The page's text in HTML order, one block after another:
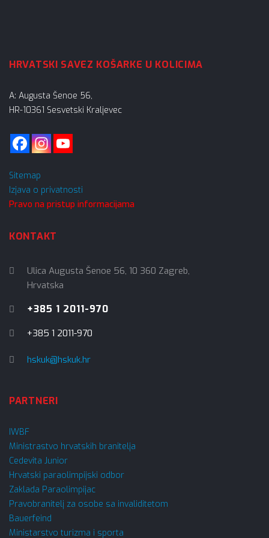
HRVATSKI SAVEZ KOŠARKE U KOLICIMA
A: Augusta Šenoe 56,
HR-10361 Sesvetski Kraljevec
Sitemap
Izjava o privatnosti
Pravo na pristup informacijama
KONTAKT
Ulica Augusta Šenoe 56, 10 360 Zagreb,
Hrvatska
+385 1 2011-970
+385 1 2011-970
hskuk@hskuk.hr
PARTNERI
IWBF
Ministrastvo hrvatskih branitelja
Cedevita Junior
Hrvatski paraolimpijski odbor
Zaklada Paraolimpijac
Pravobranitelj za osobe sa invaliditetom
Bauerfeind
Ministarstvo turizma i sporta